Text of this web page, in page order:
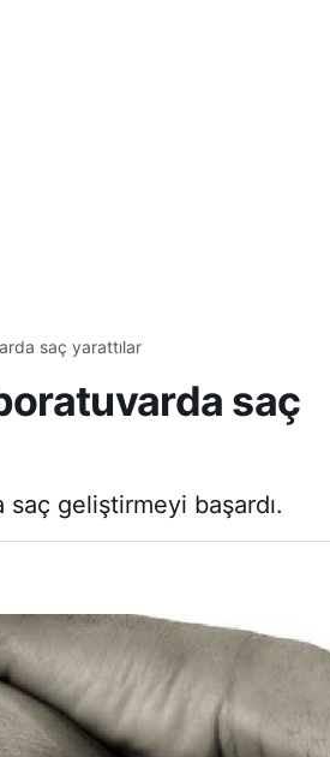
saç yarattılar
saç
geliştirmeyi başardı.